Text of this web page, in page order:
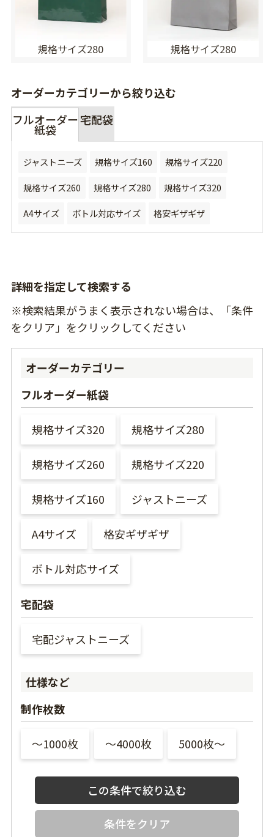
規格サイズ280 規格サイズ280
オーダーカテゴリーから絞り込む
フルオーダー
紙袋
宅配袋
ジャストニーズ 規格サイズ160
規格サイズ220
規格サイズ260
規格サイズ280
規格サイズ320
A4サイズ
ボトル対応サイズ 格安ギザギザ
詳細を指定して検索する
※検索結果がうまく表示されない場合は、「条件
をクリア」をクリックしてください
オーダーカテゴリー
フルオーダー紙袋
規格サイズ320 規格サイズ280
規格サイズ260 規格サイズ220
規格サイズ160 ジャストニーズ
A4サイズ 格安ギザギザ
ボトル対応サイズ
宅配袋
宅配ジャストニーズ
仕様など
制作枚数
〜1000枚 〜4000枚 5000枚〜
条件をクリア